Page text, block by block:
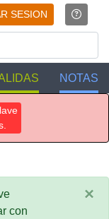
SESION
NOTAS
con
×